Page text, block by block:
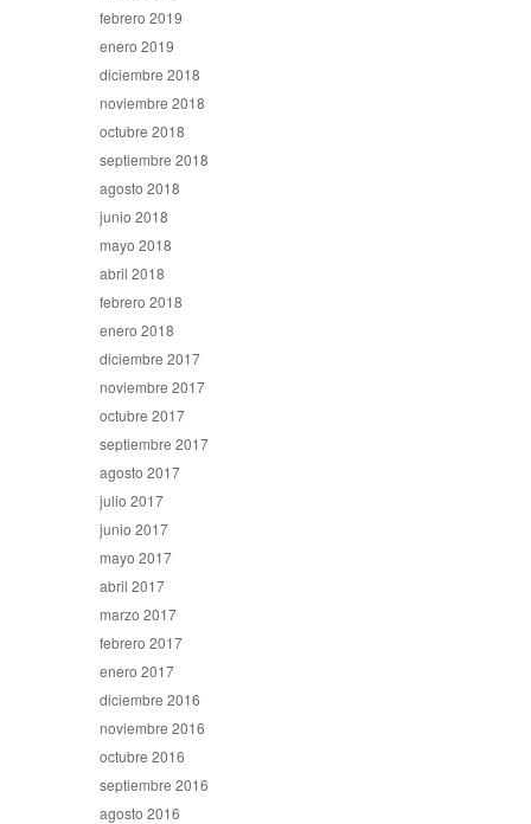
febrero 2019
enero 2019
diciembre 2018
noviembre 2018
octubre 2018
septiembre 2018
agosto 2018
junio 2018
mayo 2018
abril 2018
febrero 2018
enero 2018
diciembre 2017
noviembre 2017
octubre 2017
septiembre 2017
agosto 2017
julio 2017
junio 2017
mayo 2017
abril 2017
marzo 2017
febrero 2017
enero 2017
diciembre 2016
noviembre 2016
octubre 2016
septiembre 2016
agosto 2016